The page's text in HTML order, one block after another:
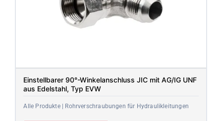
Einstellbarer 90°-Winkelanschluss JIC mit AG/IG UNF
aus Edelstahl, Typ EVW
Alle Produkte | Rohrverschraubungen für Hydraulikleitungen